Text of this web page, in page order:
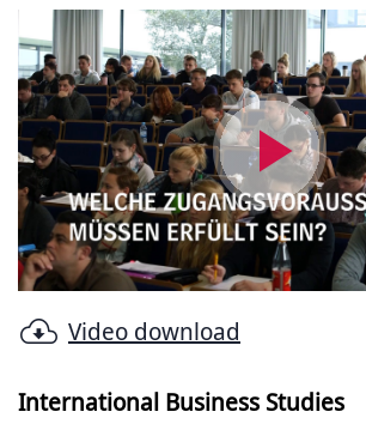
Video
Video download
International Business Studies